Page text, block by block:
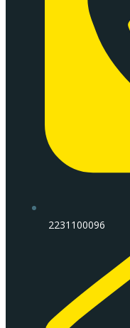
2231100096